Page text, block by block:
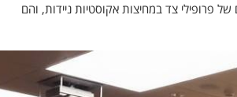
צד במחיצות אקוסטיות ניידות, והם